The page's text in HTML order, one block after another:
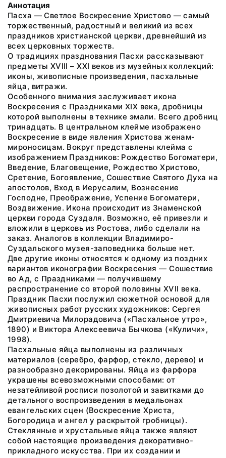
Аннотация
Пасха — Светлое Воскресение Христово — самый
торжественный, радостный и великий из всех
праздников христианской церкви, древнейший из
всех церковных торжеств.
О традициях празднования Пасхи рассказывают
предметы XVIII – XXI веков из музейных коллекций:
иконы, живописные произведения, пасхальные
яйца, витражи.
Особенного внимания заслуживает икона
Воскресения с Праздниками XIX века, дробницы
которой выполнены в технике эмали. Всего дробниц
тринадцать. В центральном клейме изображено
Воскресение в виде явления Христова женам-
мироносицам. Вокруг представлены клейма с
изображением Праздников: Рождество Богоматери,
Введение, Благовещение, Рождество Христово,
Сретение, Богоявление, Сошествие Святого Духа на
апостолов, Вход в Иерусалим, Вознесение
Господне, Преображение, Успение Богоматери,
Воздвижение. Икона происходит из Знаменской
церкви города Суздаля. Возможно, её привезли и
вложили в церковь из Ростова, либо сделали на
заказ. Аналогов в коллекции Владимиро-
Суздальского музея-заповедника больше нет.
Две другие иконы относятся к одному из поздних
вариантов иконографии Воскресения — Сошествие
во Ад, с Праздниками — получившему
распространение со второй половины XVII века.
Праздник Пасхи послужил сюжетной основой для
живописных работ русских художников: Сергея
Дмитриевича Милорадовича («Пасхальное утро»,
1890) и Виктора Алексеевича Бычкова («Куличи»,
1998).
Пасхальные яйца выполнены из различных
материалов (серебро, фарфор, стекло, дерево) и
разнообразно декорированы. Яйца из фарфора
украшены всевозможными способами: от
незатейливой росписи позолотой и завитками до
детального воспроизведения в медальонах
евангельских сцен (Воскресение Христа,
Богородица и ангел у раскрытой гробницы).
Стеклянные и хрустальные яйца также являют
собой настоящие произведения декоративно-
прикладного искусства. При их создании и